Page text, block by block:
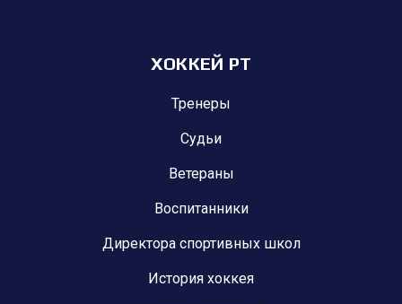
ХОККЕЙ РТ
Тренеры
Судьи
Ветераны
Воспитанники
Директора спортивных школ
История хоккея